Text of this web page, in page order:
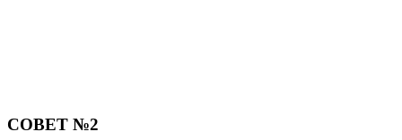
СОВЕТ №2